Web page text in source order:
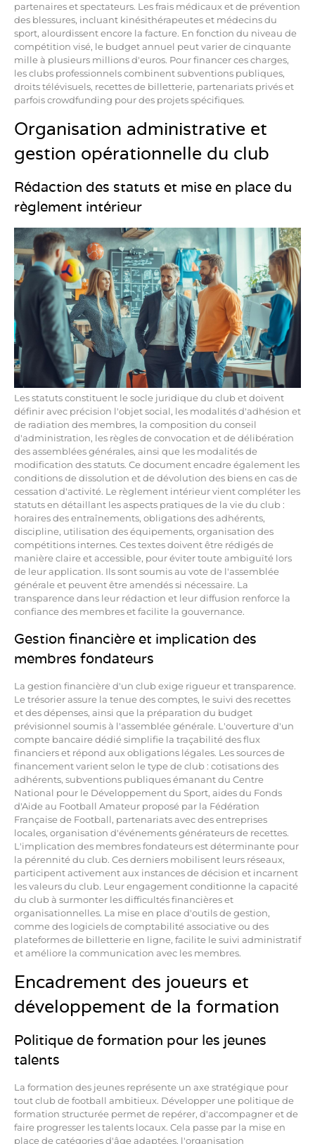
partenaires et spectateurs. Les frais médicaux et de prévention
des blessures, incluant kinésithérapeutes et médecins du
sport, alourdissent encore la facture. En fonction du niveau de
compétition visé, le budget annuel peut varier de cinquante
mille à plusieurs millions d'euros. Pour financer ces charges,
les clubs professionnels combinent subventions publiques,
droits télévisuels, recettes de billetterie, partenariats privés et
parfois crowdfunding pour des projets spécifiques.
Organisation administrative et
gestion opérationnelle du club
Rédaction des statuts et mise en place du
règlement intérieur
Les statuts constituent le socle juridique du club et doivent
définir avec précision l'objet social, les modalités d'adhésion et
de radiation des membres, la composition du conseil
d'administration, les règles de convocation et de délibération
des assemblées générales, ainsi que les modalités de
modification des statuts. Ce document encadre également les
conditions de dissolution et de dévolution des biens en cas de
cessation d'activité. Le règlement intérieur vient compléter les
statuts en détaillant les aspects pratiques de la vie du club :
horaires des entraînements, obligations des adhérents,
discipline, utilisation des équipements, organisation des
compétitions internes. Ces textes doivent être rédigés de
manière claire et accessible, pour éviter toute ambiguïté lors
de leur application. Ils sont soumis au vote de l'assemblée
générale et peuvent être amendés si nécessaire. La
transparence dans leur rédaction et leur diffusion renforce la
confiance des membres et facilite la gouvernance.
Gestion financière et implication des
membres fondateurs
La gestion financière d'un club exige rigueur et transparence.
Le trésorier assure la tenue des comptes, le suivi des recettes
et des dépenses, ainsi que la préparation du budget
prévisionnel soumis à l'assemblée générale. L'ouverture d'un
compte bancaire dédié simplifie la traçabilité des flux
financiers et répond aux obligations légales. Les sources de
financement varient selon le type de club : cotisations des
adhérents, subventions publiques émanant du Centre
National pour le Développement du Sport, aides du Fonds
d'Aide au Football Amateur proposé par la Fédération
Française de Football, partenariats avec des entreprises
locales, organisation d'événements générateurs de recettes.
L'implication des membres fondateurs est déterminante pour
la pérennité du club. Ces derniers mobilisent leurs réseaux,
participent activement aux instances de décision et incarnent
les valeurs du club. Leur engagement conditionne la capacité
du club à surmonter les difficultés financières et
organisationnelles. La mise en place d'outils de gestion,
comme des logiciels de comptabilité associative ou des
plateformes de billetterie en ligne, facilite le suivi administratif
et améliore la communication avec les membres.
Encadrement des joueurs et
développement de la formation
Politique de formation pour les jeunes
talents
La formation des jeunes représente un axe stratégique pour
tout club de football ambitieux. Développer une politique de
formation structurée permet de repérer, d'accompagner et de
faire progresser les talents locaux. Cela passe par la mise en
place de catégories d'âge adaptées, l'organisation